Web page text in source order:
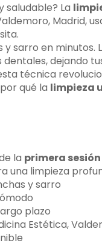
saludable? La
Madrid,
sarro en minutos.
dejando
técnica
qué la limpieza
la primera sesión
una limpieza
y sarro
plazo
Estética,